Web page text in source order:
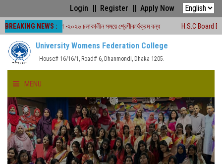
Login Register Apply Now
BREAKING NEWS :
পরীক্ষা -২০২৬ চলাকালীন সময়ে শ্রেণীকার্যক্রম বন্ধ H.S.C Board Exam Seat
University Womens Federation College
House# 16/16/1, Road# 6, Dhanmondi, Dhaka 1205.
MENU
HOME
ABOUT US